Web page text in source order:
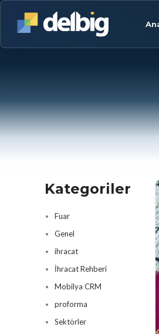
Kategoriler
Fuar
Genel
ihracat
İhracat Rehberi
Mobilya CRM
proforma
Sektörler